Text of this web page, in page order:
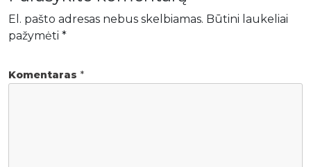
El. pašto adresas nebus skelbiamas. Būtini laukeliai
pažymėti *
Komentaras *